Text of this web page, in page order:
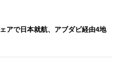
アで日本就航、アブダビ経由4地